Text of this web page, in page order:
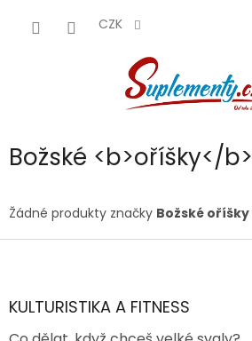
CZK
Božské <b>oříšky</b>
Žádné produkty značky Božské oříšky
Z
aKULTURISTIKA A FITNESS